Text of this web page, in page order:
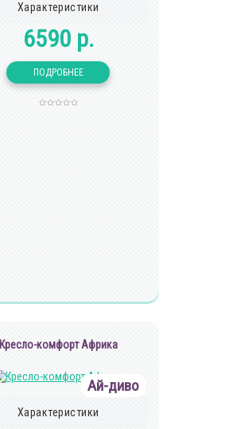
Характеристики
6590 р.
Кресло-комфорт Африка
Ай-диво
Характеристики